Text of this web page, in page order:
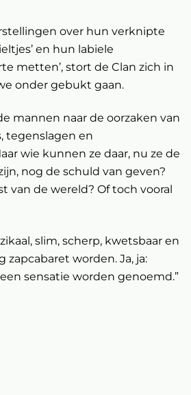
over hun verknipte
en hun labiele
metten’, stort de Clan zich in
we onder gebukt gaan.
mannen naar de oorzaken van
tegenslagen en
wie kunnen ze daar, nu ze de
nog de schuld van geven?
van de wereld? Of toch vooral
slim, scherp, kwetsbaar en
zapcabaret worden. Ja, ja:
sensatie worden genoemd.”